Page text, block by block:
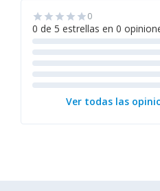
star star star star star0
0 de 5 estrellas en 0
Ver todas las